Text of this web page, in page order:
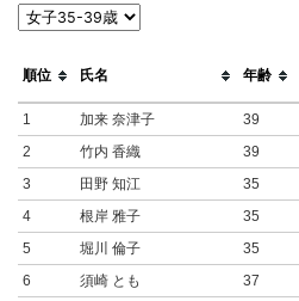
順位 氏名 年齢
1 加来 奈津子 39
2
竹内 香織 39
3
田野 知江 35
4
根岸 雅子 35
5
堀川 倫子 35
6
須崎 とも 37